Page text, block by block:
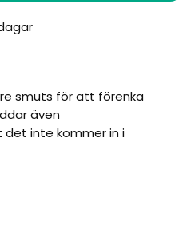
smuts för att förenka
även
inte kommer in i